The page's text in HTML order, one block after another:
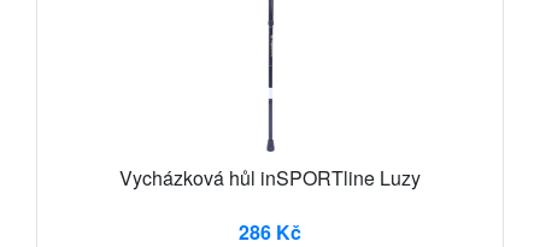
Vycházková hůl inSPORTline Luzy
286 Kč